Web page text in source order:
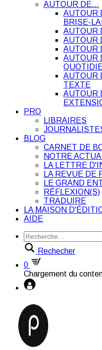
AUTOUR DE…
AUTOUR
BRISE-
AUTOUR
AUTOUR
AUTOUR
AUTOUR
AUTOUR
TEXTE
AUTOUR
PRO
LIBRAIRES
BLOG
CARNET DE
NOTRE
LA LETTRE
LA REVUE DE
LE GRAND
RÉFLEXION(S)
TRADUIRE
LA MAISON
AIDE
Rechecher
0
Chargement du